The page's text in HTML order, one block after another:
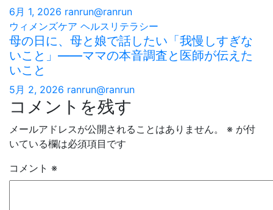
6月 1, 2026 ranrun@ranrun
ウィメンズケア ヘルスリテラシー
母の日に、母と娘で話したい「我慢しすぎな
いこと」——ママの本音調査と医師が伝えた
いこと
5月 2, 2026 ranrun@ranrun
コメントを残す
メールアドレスが公開されることはありません。 ※ が付
いている欄は必須項目です
コメント ※